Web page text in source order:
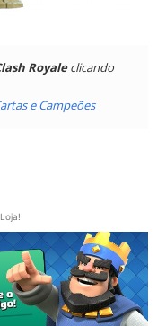
Royaleclicando
e Campeões